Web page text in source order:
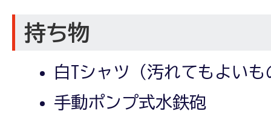
持ち物
白Tシャツ（汚れてもよいも
手動ポンプ式水鉄砲